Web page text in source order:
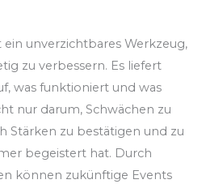
unverzichtbares Werkzeug,
zu verbessern. Es liefert
was funktioniert und was
nur darum, Schwächen zu
Stärken zu bestätigen und zu
begeistert hat. Durch
können zukünftige Events